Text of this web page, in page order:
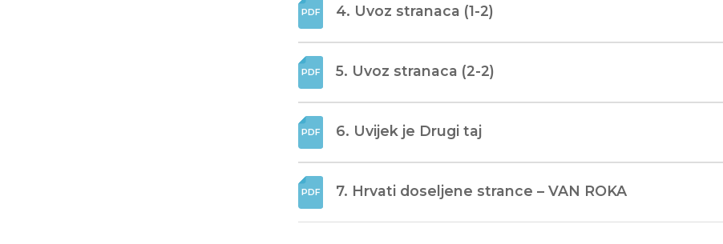
4. Uvoz stranaca (1-2)
5. Uvoz stranaca (2-2)
6. Uvijek je Drugi taj
7. Hrvati doseljene strance – VAN ROKA